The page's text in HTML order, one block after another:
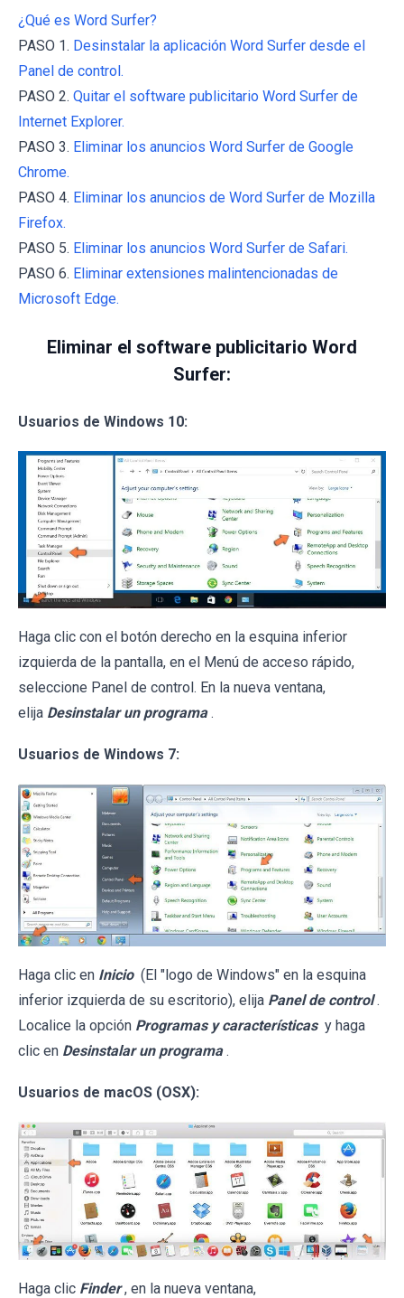
¿Qué es Word Surfer?
PASO 1. Desinstalar la aplicación Word Surfer desde el
Panel de control.
PASO 2. Quitar el software publicitario Word Surfer de
Internet Explorer.
PASO 3. Eliminar los anuncios Word Surfer de Google
Chrome.
PASO 4. Eliminar los anuncios de Word Surfer de Mozilla
Firefox.
PASO 5. Eliminar los anuncios Word Surfer de Safari.
PASO 6. Eliminar extensiones malintencionadas de
Microsoft Edge.
Eliminar el software publicitario Word
Surfer:
Usuarios de Windows 10:
Haga clic con el botón derecho en la esquina inferior
izquierda de la pantalla, en el Menú de acceso rápido,
seleccione Panel de control. En la nueva ventana,
elija Desinstalar un programa .
Usuarios de Windows 7:
Haga clic en Inicio (El "logo de Windows" en la esquina
inferior izquierda de su escritorio), elija Panel de control .
Localice la opción Programas y características y haga
clic en Desinstalar un programa .
Usuarios de macOS (OSX):
Haga clic Finder , en la nueva ventana,